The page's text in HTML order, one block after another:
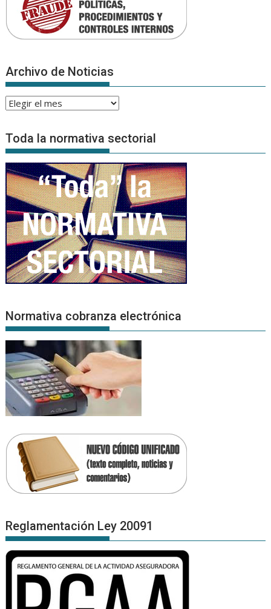
Archivo de Noticias
Archivo
Noticias
Toda la normativa sectorial
Normativa cobranza electrónica
Reglamentación Ley 20091